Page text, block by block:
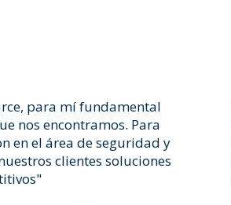
para mí fundamental
nos encontramos. Para
en el área de seguridad y
clientes soluciones